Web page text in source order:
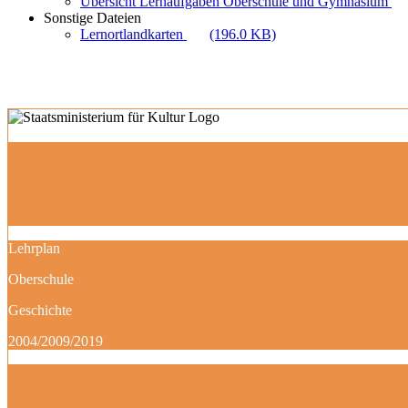
Sonstige Dateien
Lernortlandkarten
(196.0 KB)
Lehrplan
Oberschule
Geschichte
2004/2009/2019